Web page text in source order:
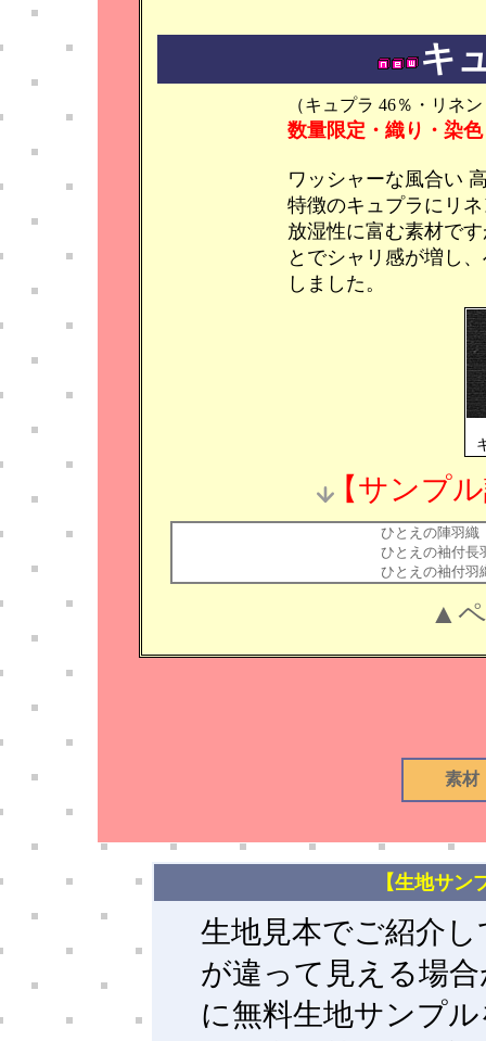
キ
（キュプラ 46％・リネ
数量限定・織り・染
ワッシャーな風合い
特徴のキュプラにリ
放湿性に富む素材で
とでシャリ感が増し
しました。
【サンプ
ひとえの陣羽織
ひとえの袖付長
ひとえの袖付羽
▲
素材
【生地サ
生地見本でご紹介
が違って見える場
に無料生地サンプ